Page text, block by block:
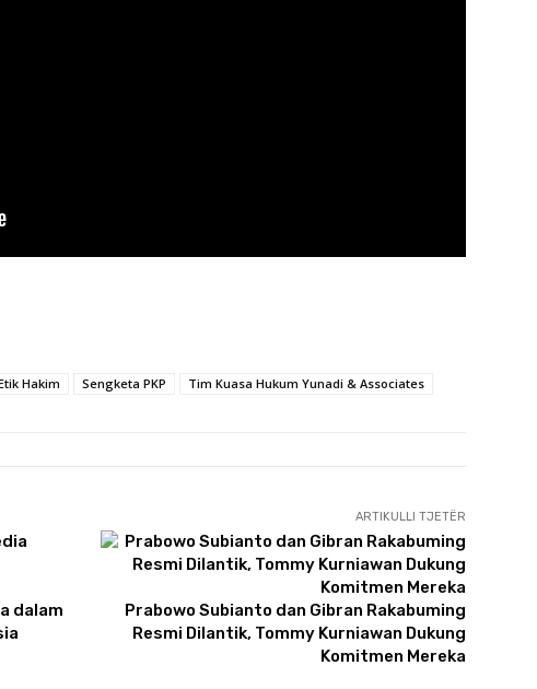
Hakim Sengketa PKP Tim Kuasa Hukum Yunadi & Associates
dalam
ARTIKULLI TJETËR
Prabowo Subianto dan Gibran Rakabuming
Resmi Dilantik, Tommy Kurniawan Dukung
Komitmen Mereka